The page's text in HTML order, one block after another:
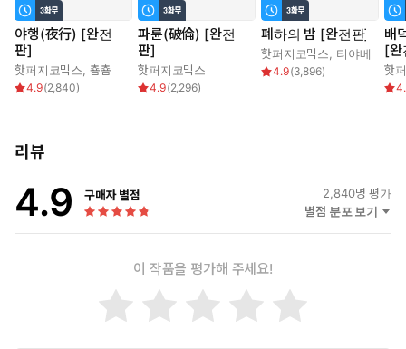
야행(夜行) [완전
판]
핫퍼지코믹스 춈춈
4.9(2,840)
파륜(破倫) [완전
판]
핫퍼지코믹스
4.9(2,296)
폐하의 밤 [완전판]
핫퍼지코믹스 티야베
4.9(3,896)
배
[완
핫
리뷰
4.9 구매자 별점 2,840명 평가
별점 분포 보기
이 작품을 평가해 주세요!